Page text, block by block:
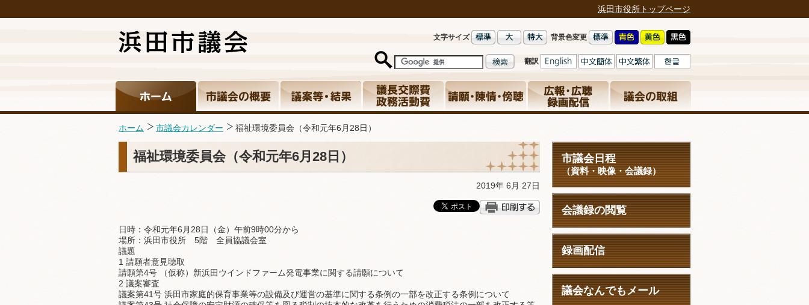
浜田市役所トップページ
文字サイズ 背景色変更
翻訳
ホーム 市議会カレンダー 福祉環境委員会（令和元年6月28日）
福祉環境委員会（令和元年6月28日）
2019年 6月 27日
日時：令和元年6月28日（金）午前9時00分から
場所：浜田市役所 5階 全員協議会室
議題
1 請願者意見聴取
請願第4号 （仮称）新浜田ウインドファーム発電事業に関する請願について
2 議案審査
議案第41号 浜田市家庭的保育事業等の設備及び運営の基準に関する条例の一部を改正する条例について
市議会日程
（資料・映像・会議録）
会議録の閲覧
録画配信
議会なんでもメール